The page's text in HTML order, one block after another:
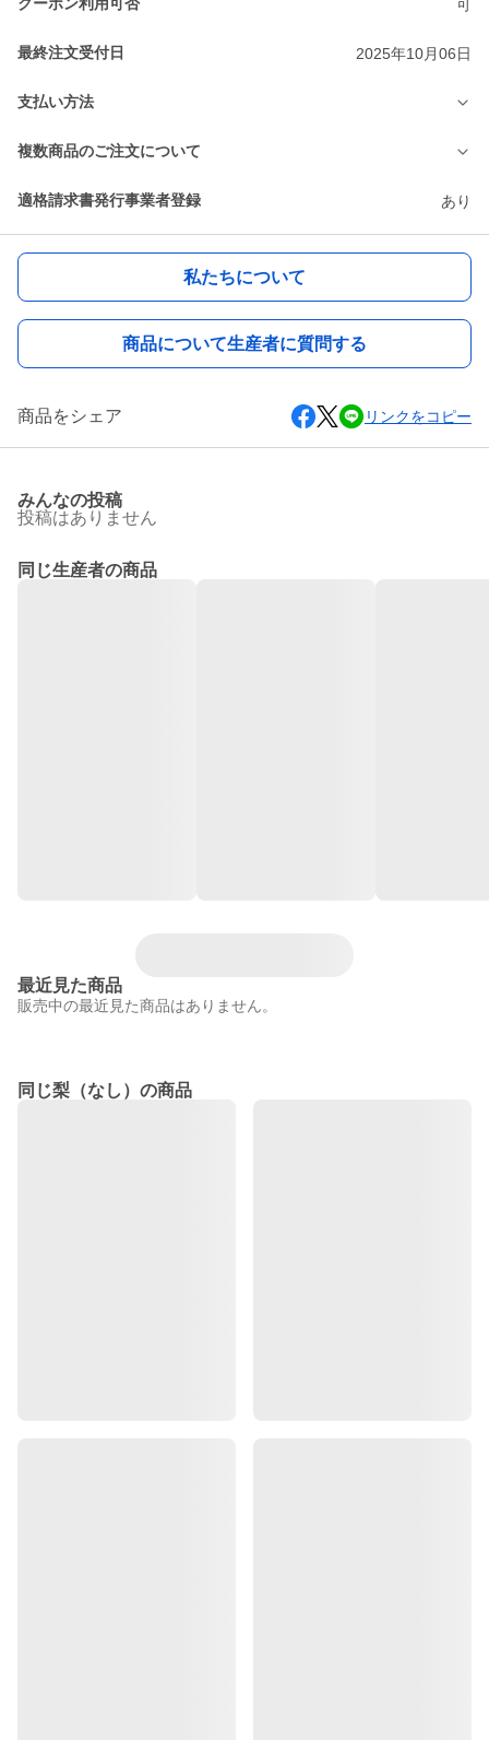
可
最終注文受付日 2025年10月06日
支払い方法
複数商品のご注文について
適格請求書発行事業者登録 あり
私たちについて
商品について生産者に質問する
商品をシェア リンクをコピー
みんなの投稿
投稿はありません
同じ生産者の商品
最近見た商品
販売中の最近見た商品はありません。
同じ梨（なし）の商品